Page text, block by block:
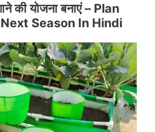
कीयोजना बनाएं – Plan
Season In Hindi